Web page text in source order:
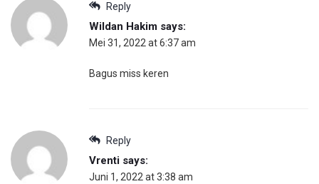
Reply
Wildan Hakim says:
Mei 31, 2022 at 6:37 am
Bagus miss keren
Reply
Vrenti says:
Juni 1, 2022 at 3:38 am